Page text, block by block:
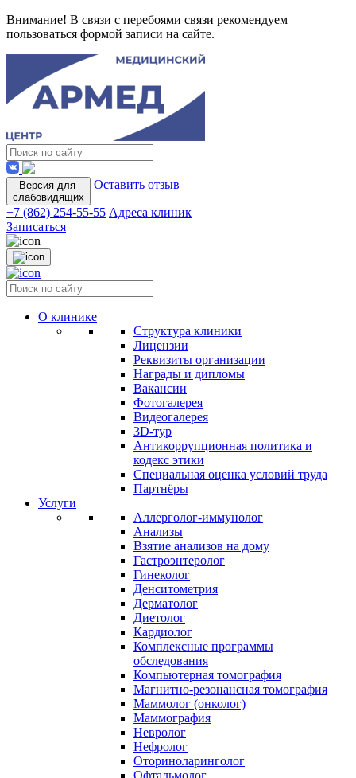
Внимание! В связи с перебоями связи рекомендуем
пользоваться формой записи на сайте.
Версия для
слабовидящих
Оставить отзыв
+7 (862) 254-55-55 Адреса клиник
Записаться
О клинике
Структура клиники
Лицензии
Реквизиты организации
Награды и дипломы
Вакансии
Фотогалерея
Видеогалерея
3D-тур
Антикоррупционная политика и
кодекс этики
Специальная оценка условий труда
Партнёры
Услуги
Аллерголог-иммунолог
Анализы
Взятие анализов на дому
Гастроэнтеролог
Гинеколог
Денситометрия
Дерматолог
Диетолог
Кардиолог
Комплексные программы
обследования
Компьютерная томография
Магнитно-резонансная томография
Маммолог (онколог)
Маммография
Невролог
Нефролог
Оториноларинголог
Офтальмолог